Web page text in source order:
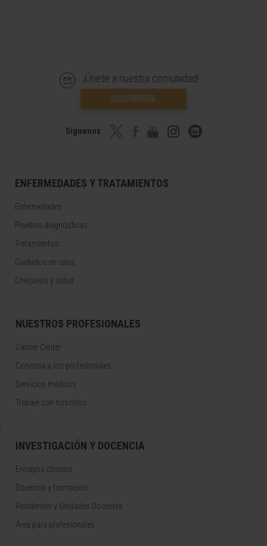
¡Únete a nuestra comunidad!
SUSCRIBIRSE
Síguenos
ENFERMEDADES Y TRATAMIENTOS
Enfermedades
Pruebas diagnósticas
Tratamientos
Cuidados en casa
Chequeos y salud
NUESTROS PROFESIONALES
Cancer Center
Conozca a los profesionales
Servicios médicos
Trabaje con nosotros
INVESTIGACIÓN Y DOCENCIA
Ensayos clínicos
Docencia y formación
Residentes y Unidades Docentes
Área para profesionales